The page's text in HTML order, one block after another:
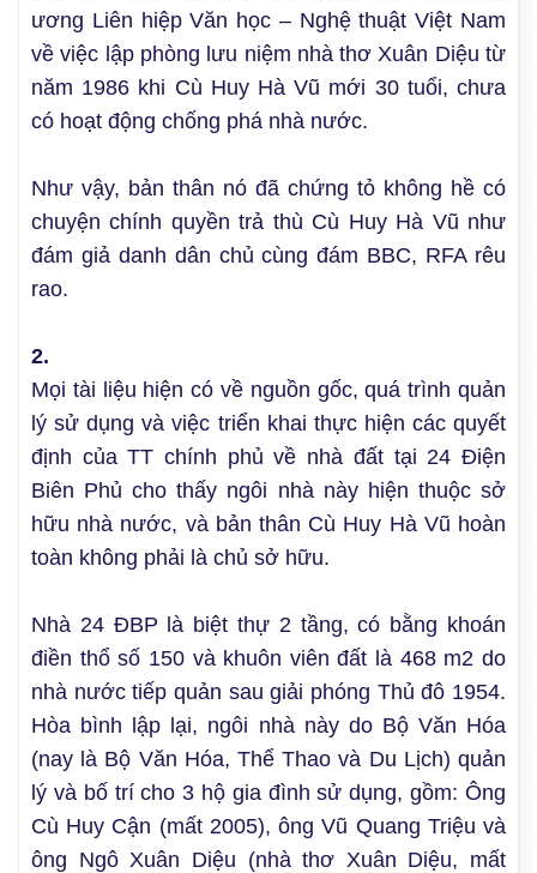
ương Liên hiệp Văn học – Nghệ thuật Việt Nam
về việc lập phòng lưu niệm nhà thơ Xuân Diệu từ
năm 1986 khi Cù Huy Hà Vũ mới 30 tuổi, chưa
có hoạt động chống phá nhà nước.
Như vậy, bản thân nó đã chứng tỏ không hề có
chuyện chính quyền trả thù Cù Huy Hà Vũ như
đám giả danh dân chủ cùng đám BBC, RFA rêu
rao.
2.
Mọi tài liệu hiện có về nguồn gốc, quá trình quản
lý sử dụng và việc triển khai thực hiện các quyết
định của TT chính phủ về nhà đất tại 24 Điện
Biên Phủ cho thấy ngôi nhà này hiện thuộc sở
hữu nhà nước, và bản thân Cù Huy Hà Vũ hoàn
toàn không phải là chủ sở hữu.
Nhà 24 ĐBP là biệt thự 2 tầng, có bằng khoán
điền thổ số 150 và khuôn viên đất là 468 m2 do
nhà nước tiếp quản sau giải phóng Thủ đô 1954.
Hòa bình lập lại, ngôi nhà này do Bộ Văn Hóa
(nay là Bộ Văn Hóa, Thể Thao và Du Lịch) quản
lý và bố trí cho 3 hộ gia đình sử dụng, gồm: Ông
Cù Huy Cận (mất 2005), ông Vũ Quang Triệu và
ông Ngô Xuân Diệu (nhà thơ Xuân Diệu, mất